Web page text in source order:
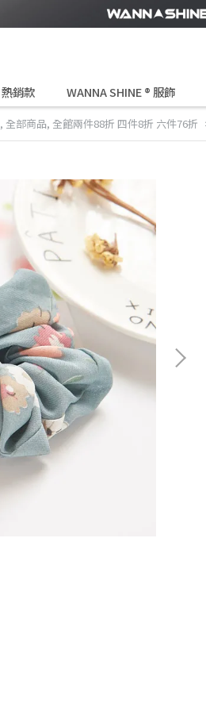
銷款 WANNA SHINE ® 服飾
, 全部商品, 全館兩件88折 四件8折 六件76折